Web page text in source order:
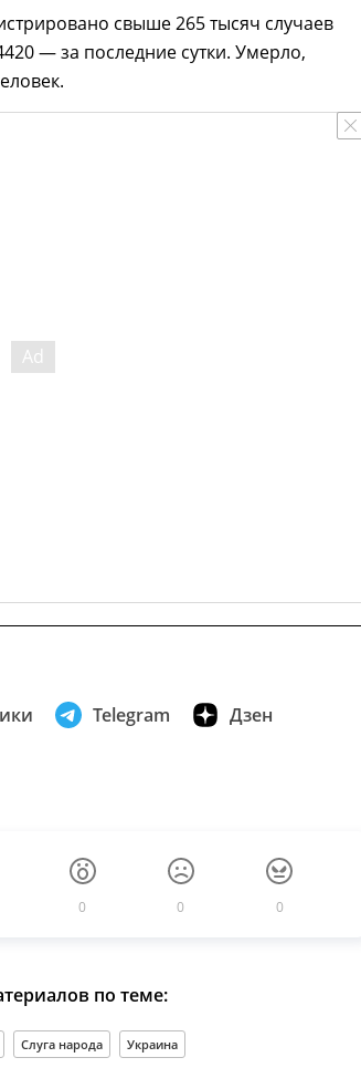
свыше 265 тысяч случаев
— за последние сутки. Умерло,
Telegram Дзен
0 0 0
по теме:
Слуга народа Украина